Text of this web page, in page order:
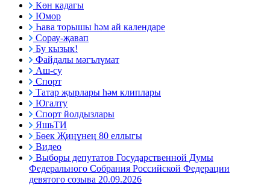
Көн кадагы
Юмор
Һава торышы һәм ай календаре
Сорау-җавап
Бу кызык!
Файдалы мәгълүмат
Аш-су
Спорт
Татар җырлары һәм клиплары
Югалту
Спорт йолдызлары
ЯшьТИ
Бөек Җиңүнең 80 еллыгы
Видео
Выборы депутатов Государственной Думы
Федерального Собрания Российской Федерации
девятого созыва 20.09.2026